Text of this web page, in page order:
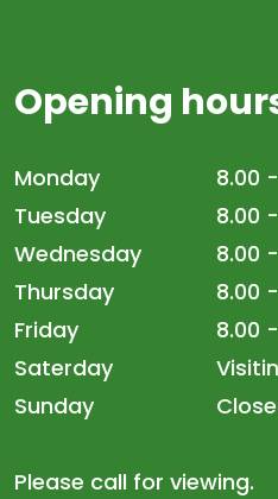
Opening
Monday
8.00
Tuesday
8.00
Wednesday
8.00
Thursday
8.00
Friday
8.00
Saterday
Sunday
Please call for viewing.